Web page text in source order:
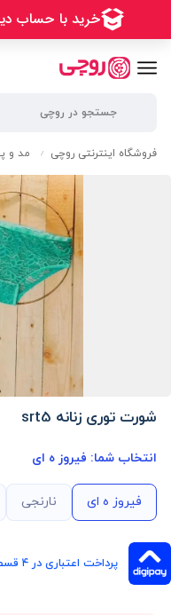
فروشگاه اینترنتی روچی / مد و
شورت توری زنانه srt5
انتخاب شما: فیروز ه ای
فیروز ه ای نارنجی
پرداخت اعتباری در ۴ قسط، ماهانه 38,750 تومان